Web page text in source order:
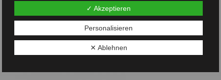
✓ Akzeptieren
Personalisieren
✕ Ablehnen